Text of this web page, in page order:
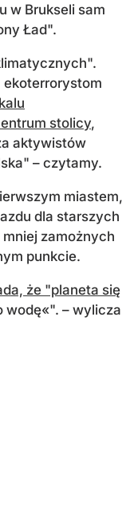
w Brukseli sam
Ład".
ekoterrorystom
stolicy,
aktywistów
– czytamy.
miastem,
dla starszych
zamożnych
punkcie.
że "planeta się
wodę«". – wylicza